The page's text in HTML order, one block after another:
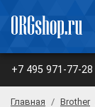
+7 495 971-77-28
Главная Brother